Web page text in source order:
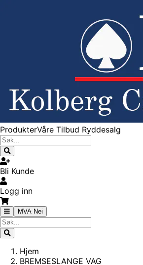
ProdukterVåre Tilbud Ryddesalg
Bli Kunde
Logg inn
MVA Nei
Hjem
BREMSESLANGE VAG